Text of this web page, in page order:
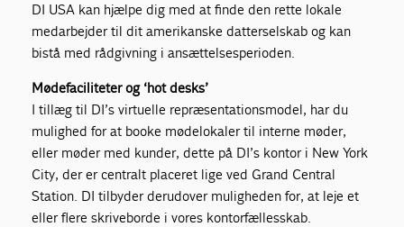
DI USA kan hjælpe dig med at finde den rette lokale
medarbejder til dit amerikanske datterselskab og kan
bistå med rådgivning i ansættelsesperioden.
Mødefaciliteter og ‘hot desks’
I tillæg til DI’s virtuelle repræsentationsmodel, har du
mulighed for at booke mødelokaler til interne møder,
eller møder med kunder, dette på DI’s kontor i New York
City, der er centralt placeret lige ved Grand Central
Station. DI tilbyder derudover muligheden for, at leje et
eller flere skriveborde i vores kontorfællesskab.